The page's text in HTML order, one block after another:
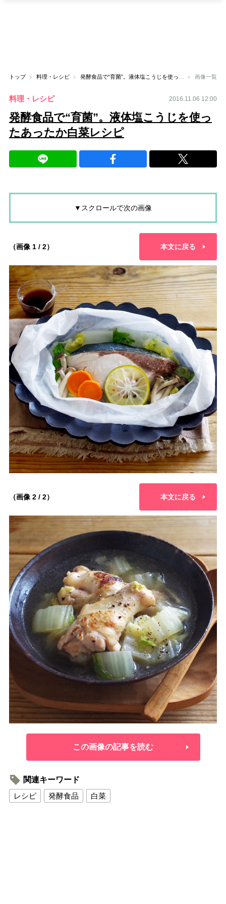
トップ 料理・レシピ 画像一覧
料理・レシピ 2016.11.06 12:00
発酵食品で“育菌”。液体塩こうじを使っ
たあったか白菜レシピ
▼スクロールで次の画像
（画像 1 / 2） 本文に戻る
（画像 2 / 2） 本文に戻る
この画像の記事を読む
関連キーワード
レシピ
発酵食品 白菜